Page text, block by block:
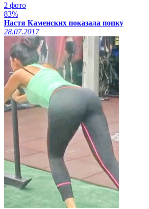
2 фото
83%
Настя Каменских показала попку
28.07.2017